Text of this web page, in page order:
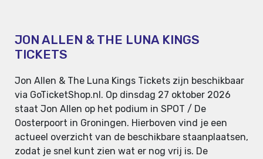
JON ALLEN & THE LUNA KINGS
TICKETS
Jon Allen & The Luna Kings Tickets zijn beschikbaar
via GoTicketShop.nl. Op dinsdag 27 oktober 2026
staat Jon Allen op het podium in SPOT / De
Oosterpoort in Groningen. Hierboven vind je een
actueel overzicht van de beschikbare staanplaatsen,
zodat je snel kunt zien wat er nog vrij is. De